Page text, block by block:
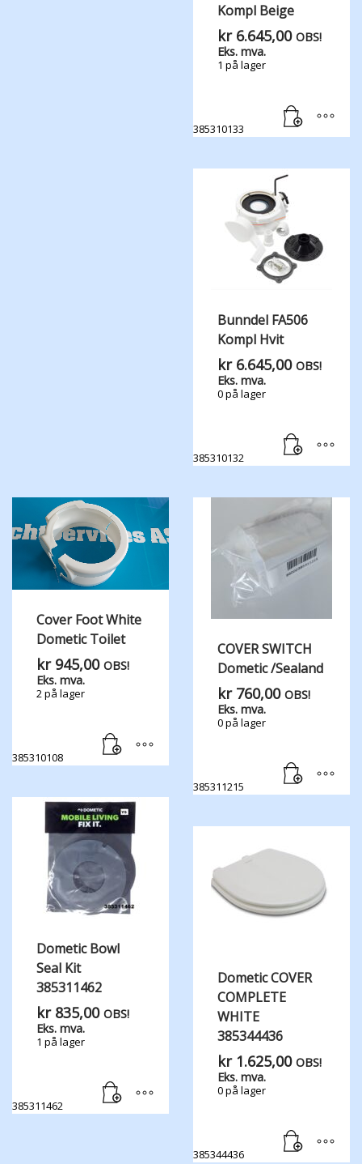
Kompl Beige
kr6.645,00 OBS!
Eks. mva.
1 på lager
385310133
Bunndel FA506
Kompl Hvit
kr6.645,00 OBS!
Eks. mva.
0 på lager
385310132
Cover Foot White
Dometic Toilet
kr945,00 OBS!
Eks. mva.
2 på lager
385310108
COVER SWITCH
Dometic /Sealand
kr760,00 OBS!
Eks. mva.
0 på lager
385311215
Dometic Bowl
Seal Kit
385311462
kr835,00 OBS!
Eks. mva.
1 på lager
385311462
Dometic COVER
COMPLETE
WHITE
385344436
kr1.625,00 OBS!
Eks. mva.
0 på lager
385344436